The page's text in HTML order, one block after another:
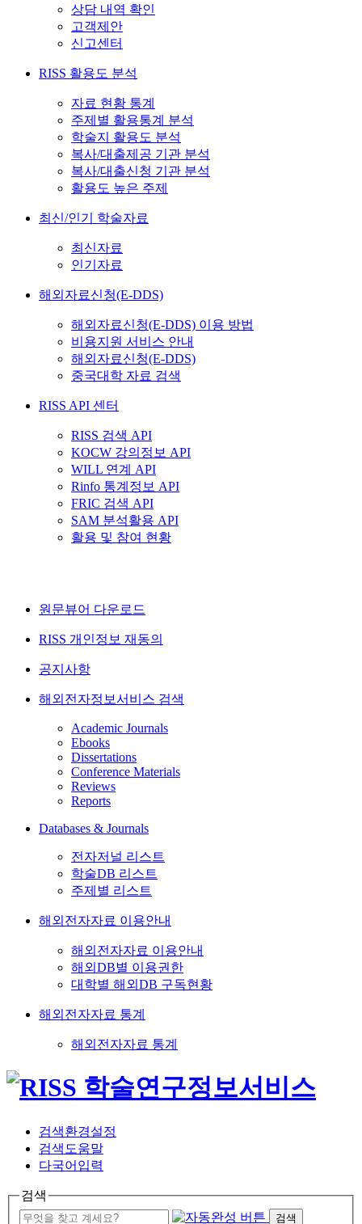
상담 내역 확인
고객제안
신고센터
RISS 활용도 분석
자료 현황 통계
주제별 활용통계 분석
학술지 활용도 분석
복사/대출제공 기관 분석
복사/대출신청 기관 분석
활용도 높은 주제
최신/인기 학술자료
최신자료
인기자료
해외자료신청(E-DDS)
해외자료신청(E-DDS) 이용 방법
비용지원 서비스 안내
해외자료신청(E-DDS)
중국대학 자료 검색
RISS API 센터
RISS 검색 API
KOCW 강의정보 API
WILL 연계 API
Rinfo 통계정보 API
FRIC 검색 API
SAM 분석활용 API
활용 및 참여 현황
원문뷰어 다운로드
RISS 개인정보 재동의
공지사항
해외전자정보서비스 검색
Academic Journals
Ebooks
Dissertations
Conference Materials
Reviews
Reports
Databases & Journals
전자저널 리스트
학술DB 리스트
주제별 리스트
해외전자자료 이용안내
해외전자자료 이용안내
해외DB별 이용권한
대학별 해외DB 구독현황
해외전자자료 통계
해외전자자료 통계
검색환경설정
검색도움말
다국어입력
검색
검색